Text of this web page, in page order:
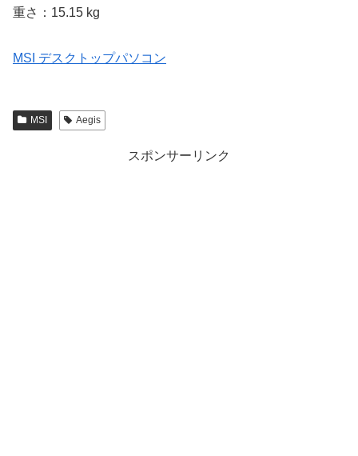
重さ：15.15 kg
MSI デスクトップパソコン
MSI Aegis
スポンサーリンク